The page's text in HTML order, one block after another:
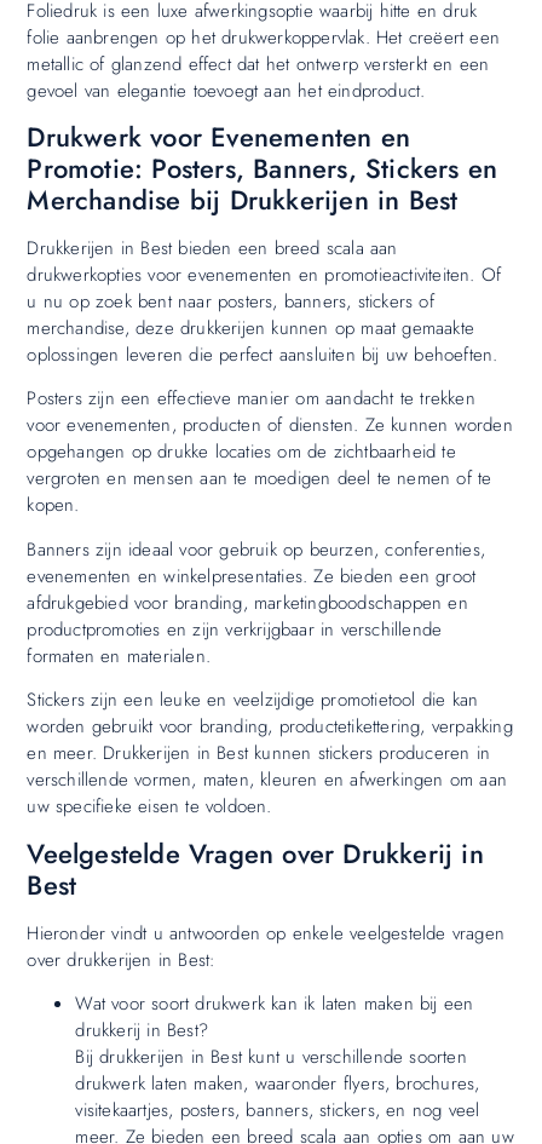
Foliedruk is een luxe afwerkingsoptie waarbij hitte en druk
folie aanbrengen op het drukwerkoppervlak. Het creëert een
metallic of glanzend effect dat het ontwerp versterkt en een
gevoel van elegantie toevoegt aan het eindproduct.
Drukwerk voor Evenementen en
Promotie: Posters, Banners, Stickers en
Merchandise bij Drukkerijen in Best
Drukkerijen in Best bieden een breed scala aan
drukwerkopties voor evenementen en promotieactiviteiten. Of
u nu op zoek bent naar posters, banners, stickers of
merchandise, deze drukkerijen kunnen op maat gemaakte
oplossingen leveren die perfect aansluiten bij uw behoeften.
Posters zijn een effectieve manier om aandacht te trekken
voor evenementen, producten of diensten. Ze kunnen worden
opgehangen op drukke locaties om de zichtbaarheid te
vergroten en mensen aan te moedigen deel te nemen of te
kopen.
Banners zijn ideaal voor gebruik op beurzen, conferenties,
evenementen en winkelpresentaties. Ze bieden een groot
afdrukgebied voor branding, marketingboodschappen en
productpromoties en zijn verkrijgbaar in verschillende
formaten en materialen.
Stickers zijn een leuke en veelzijdige promotietool die kan
worden gebruikt voor branding, productetikettering, verpakking
en meer. Drukkerijen in Best kunnen stickers produceren in
verschillende vormen, maten, kleuren en afwerkingen om aan
uw specifieke eisen te voldoen.
Veelgestelde Vragen over Drukkerij in
Best
Hieronder vindt u antwoorden op enkele veelgestelde vragen
over drukkerijen in Best:
Wat voor soort drukwerk kan ik laten maken bij een
drukkerij in Best?
Bij drukkerijen in Best kunt u verschillende soorten
drukwerk laten maken, waaronder flyers, brochures,
visitekaartjes, posters, banners, stickers, en nog veel
meer. Ze bieden een breed scala aan opties om aan uw